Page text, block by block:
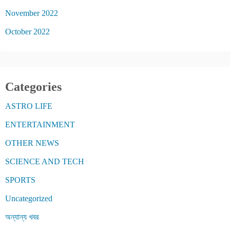
November 2022
October 2022
Categories
ASTRO LIFE
ENTERTAINMENT
OTHER NEWS
SCIENCE AND TECH
SPORTS
Uncategorized
অন্যান্য খবর